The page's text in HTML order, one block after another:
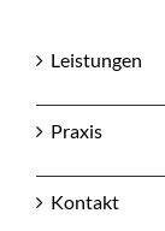
Leistungen
Praxis
Kontakt